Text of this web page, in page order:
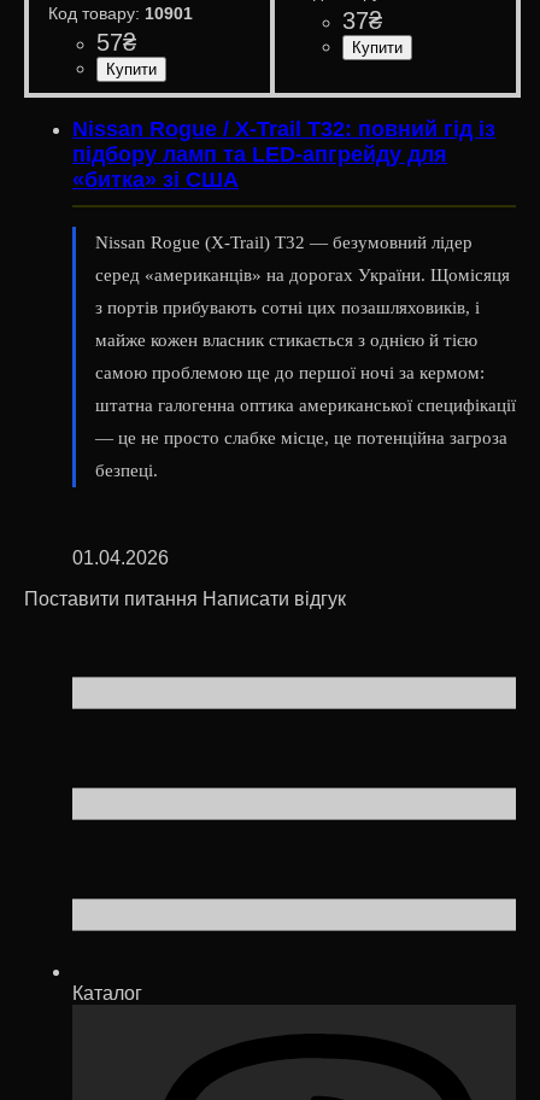
10901
57₴
Призначення лампи:
Колір:: Білий
Напруга, V: 10-15V
Кількість в упаковці: 1
37₴
Освітлення салону
4014SMD
12 SMD
шт.
Nissan Rogue / X-Trail T32: повний гід із
підбору ламп та LED-апгрейду для
«битка» зі США
Nissan Rogue (X-Trail) T32 — безумовний лідер
серед «американців» на дорогах України. Щомісяця
з портів прибувають сотні цих позашляховиків, і
майже кожен власник стикається з однією й тією
самою проблемою ще до першої ночі за кермом:
штатна галогенна оптика американської специфікації
— це не просто слабке місце, це потенційна загроза
безпеці.
01.04.2026
Поставити питання Написати відгук
Каталог